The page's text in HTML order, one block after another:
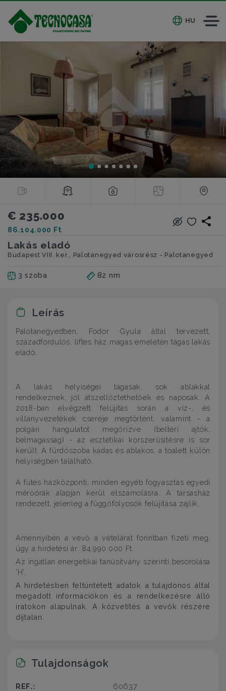
HU
€ 235.000
86.104.000 Ft
Lakás eladó
Budapest VIII. ker., Palotanegyed városrész - Palotanegyed
3 szoba 82 nm
Leírás
Palotanegyedben, Fodor Gyula által tervezett,
századfordulós, liftes ház magas emeletén tágas lakás
eladó.
A lakás helyiségei tágasak, sok ablakkal
rendelkeznek, jól átszellőztethetőek és naposak. A
2018-ban elvégzett felújítás során a víz-, és
villanyvezetékek cseréje megtörtént, valamint - a
polgári hangulatot megőrizve (beltéri ajtók,
belmagasság) - az esztétikai korszerűsítésre is sor
került. A fürdőszoba kádas és ablakos, a toalett külön
helyiségben található.
A fűtés házközponti, minden egyéb fogyasztás egyedi
mérőórák alapján kerül elszámolásra. A társasház
rendezett, jelenleg a függőfolyosók felújítása zajlik.
Amennyiben a vevő a vételárat forintban fizeti meg,
úgy a hirdetési ár: 84.990.000 Ft.
Az ingatlan energetikai tanúsítvány szerinti besorolása
'H'.
A hirdetésben feltüntetett adatok a tulajdonos által
megadott információkon és a rendelkezésre álló
iratokon alapulnak. A közvetítés a vevők részére
díjtalan.
Tulajdonságok
REF.: 60637